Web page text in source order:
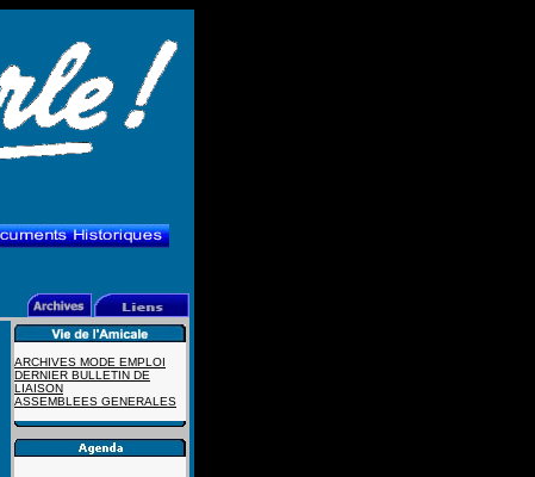
ARCHIVES MODE EMPLOI
DERNIER BULLETIN DE
LIAISON
ASSEMBLEES GENERALES